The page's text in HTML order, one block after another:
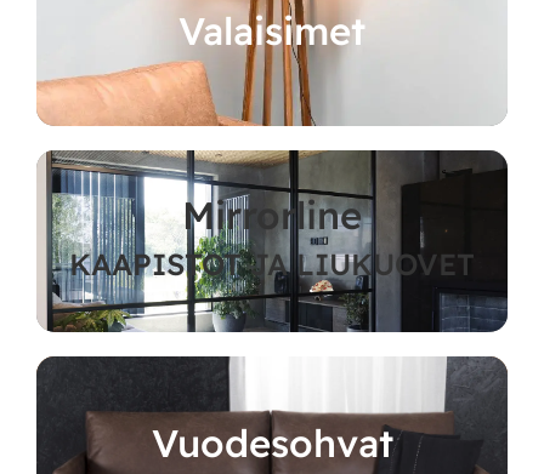
Valaisimet
Mirrorline
KAAPISTOT JA LIUKUOVET
Vuodesohvat